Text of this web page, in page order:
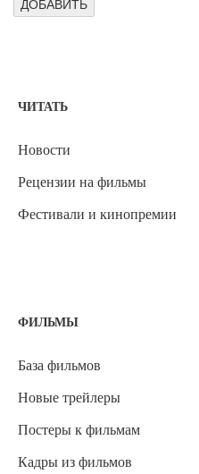
ЧИТАТЬ
Новости
Рецензии на фильмы
Фестивали и кинопремии
ФИЛЬМЫ
База фильмов
Новые трейлеры
Постеры к фильмам
Кадры из фильмов